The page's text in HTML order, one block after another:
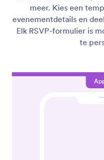
meer. Kies een
evenementdetails en
Elk RSVP-formulier is
te